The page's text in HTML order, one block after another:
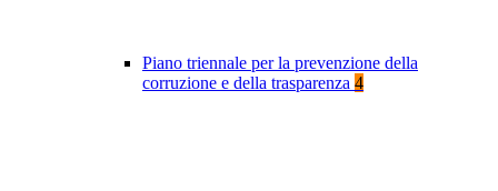
Piano triennale per la prevenzione della
corruzione e della trasparenza 4